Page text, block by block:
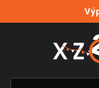
VÝPRODEJ
VIDEOHRY
XZONE